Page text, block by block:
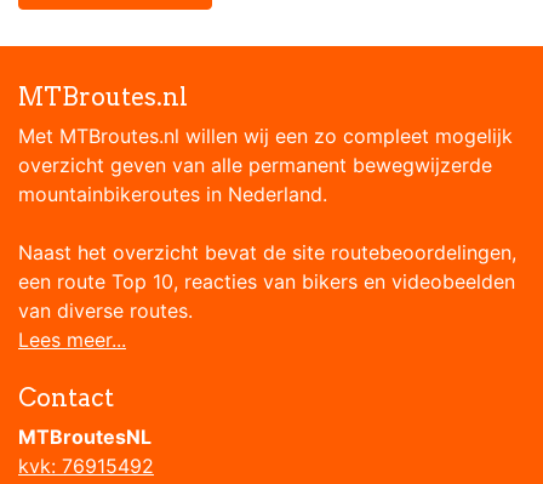
MTBroutes.nl
Met MTBroutes.nl willen wij een zo compleet mogelijk
overzicht geven van alle permanent bewegwijzerde
mountainbikeroutes in Nederland.
Naast het overzicht bevat de site routebeoordelingen,
een route Top 10, reacties van bikers en videobeelden
van diverse routes.
Lees meer...
Contact
MTBroutesNL
kvk: 76915492